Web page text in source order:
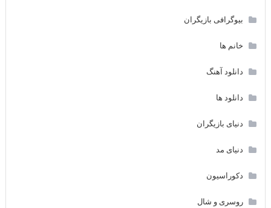
بیوگرافی بازیگران
خانم ها
دانلود آهنگ
دانلود ها
دنیای بازیگران
دنیای مد
دکوراسیون
روسری و شال